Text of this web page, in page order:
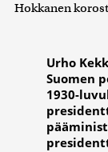
Hokkanen
Urho
Suomen
1930-